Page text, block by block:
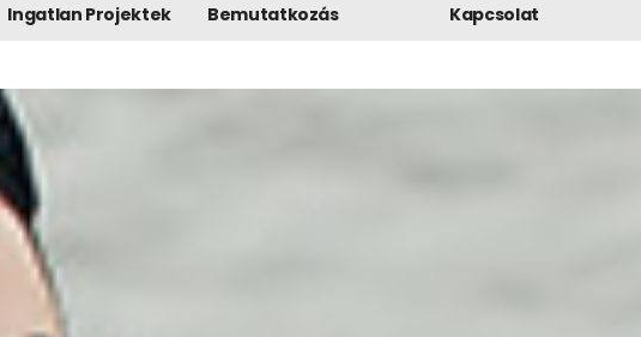
Ingatlan Projektek Bemutatkozás Kapcsolat